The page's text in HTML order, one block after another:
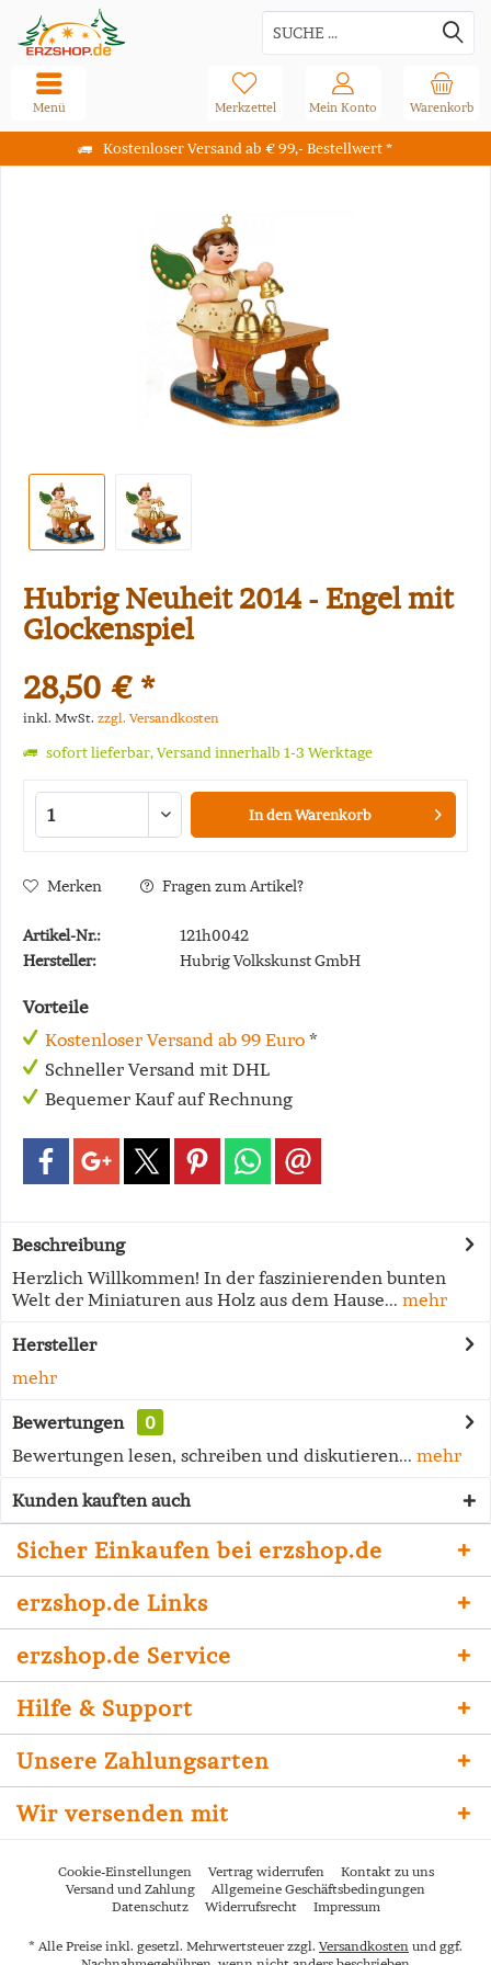
Kostenloser Versand ab € 99,- Bestellwert *
Warenkorb
Merkzettel Mein Konto
Menü
Hubrig Neuheit 2014 - Engel mit
Glockenspiel
28,50 € *
inkl. MwSt. zzgl. Versandkosten
sofort lieferbar, Versand innerhalb 1-3 Werktage
In denWarenkorb
Merken Fragen zum Artikel?
Artikel-Nr.:
121h0042
Hersteller:
Hubrig Volkskunst GmbH
Vorteile
Kostenloser Versand ab 99 Euro *
Schneller Versand mit DHL
Bequemer Kauf auf Rechnung
Beschreibung
Herzlich Willkommen! In der faszinierenden bunten
Welt der Miniaturen aus Holz aus dem Hause... mehr
Hersteller
mehr
Bewertungen
0
Bewertungen lesen, schreiben und diskutieren... mehr
Kunden kauften auch
Sicher Einkaufen bei erzshop.de
erzshop.de Links
erzshop.de Service
Hilfe & Support
Unsere Zahlungsarten
Wir versenden mit
Cookie-Einstellungen Vertrag widerrufen
Kontakt zu uns
Versand und Zahlung
Allgemeine Geschäftsbedingungen
Datenschutz
Widerrufsrecht Impressum
* Alle Preise inkl. gesetzl. Mehrwertsteuer zzgl. Versandkosten und ggf.